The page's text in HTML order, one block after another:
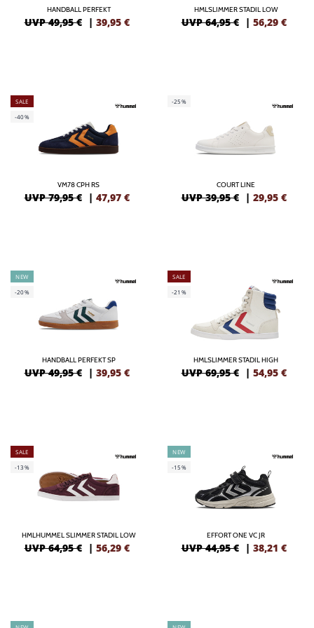
HANDBALL PERFEKT
UVP 49,95 € | 39,95 €
HMLSLIMMER STADIL LOW
UVP 64,95 € | 56,29 €
SALE
-40%
VM78 CPH RS
UVP 79,95 € | 47,97 €
-25%
COURT LINE
UVP 39,95 € | 29,95 €
NEW
-20%
HANDBALL PERFEKT SP
UVP 49,95 € | 39,95 €
SALE
-21%
HMLSLIMMER STADIL HIGH
UVP 69,95 € | 54,95 €
SALE
-13%
HMLHUMMEL SLIMMER STADIL LOW
UVP 64,95 € | 56,29 €
NEW
-15%
EFFORT ONE VC JR
UVP 44,95 € | 38,21 €